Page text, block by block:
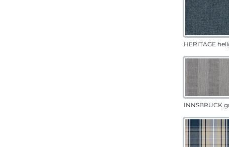
HERITAGE
INNSBRUCK